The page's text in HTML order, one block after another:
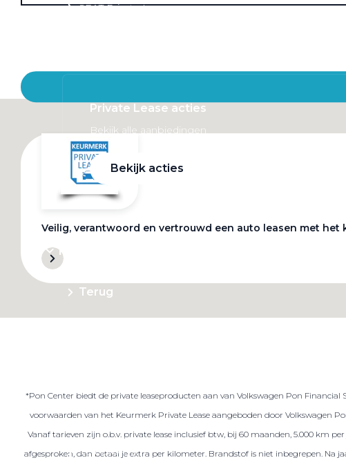
SEAT Private Lease
Private Lease acties
Bekijk alle aanbiedingen
Bekijk acties
Private Lease
Terug
Leasevormen
Veilig, verantwoord en vertrouwd een auto leasen met het
*Pon Center biedt de private leaseproducten aan van Volkswagen Pon Financial
voorwaarden van het Keurmerk Private Lease aangeboden door Volkswagen
Vanaf tarieven zijn o.b.v. private lease inclusief btw, bij 60 maanden, 5.000 km
afgesproken, dan betaal je extra per kilometer. Brandstof is niet inbegrepen. Na